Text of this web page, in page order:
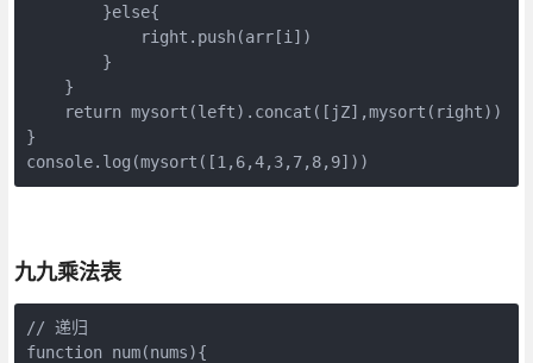
        }
else{
right .push(arr[i])
        }
    }
return mysort(left).concat([jZ],mysort( right))
}
console.log(mysort([1 , 6,4, 3, 7, 8, 9]))
九九乘法表
// 递归
function num(nums){